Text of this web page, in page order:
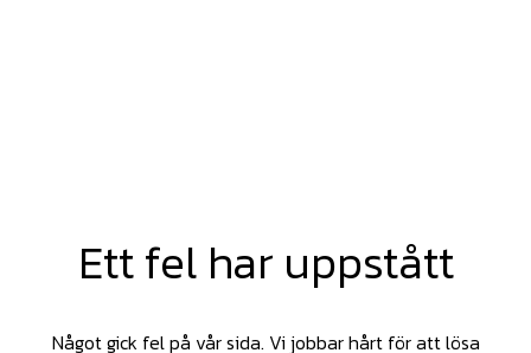
Ett fel har uppstått
Något gick fel på vår sida. Vi jobbar hårt för att lösa